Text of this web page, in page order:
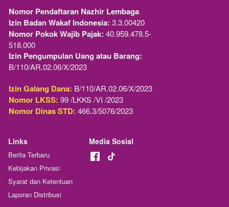
Nomor Pendaftaran Nazhir Lembaga
Izin Badan Wakaf Indonesia: 3.3.00420
Nomor Pokok Wajib Pajak: 40.959.478.5-
518.000
Izin Pengumpulan Uang atau Barang:
B/110/AR.02.06/X/2023
Izin Galang Dana: B/110/AR.02.06/X/2023
Nomor LKSS: 99 /LKKS /VI /2023
Nomor Dinas STD: 466.3/5076/2023
Links
Berita Terbaru
Kebijakan Privasi
Syarat dan Ketentuan
Laporan Distribusi
Media Sosial